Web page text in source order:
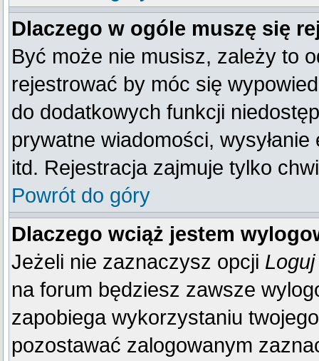
Dlaczego w ogóle muszę się
Być może nie musisz, zależy to
rejestrować by móc się
do dodatkowych funkcji
prywatne wiadomości,
itd. Rejestracja zajmuje tylko
Powrót do góry
Dlaczego wciąż jestem
Jeżeli nie zaznaczysz opcji
na forum będziesz zawsze
zapobiega wykorzystaniu
pozostawać zalogowanym